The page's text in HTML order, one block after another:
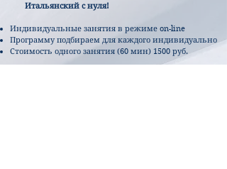
Итальянский с нуля!
Индивидуальные занятия в режиме on-line
Программу подбираем для каждого индивидуально
Стоимость одного занятия (60 мин) 1500 руб.